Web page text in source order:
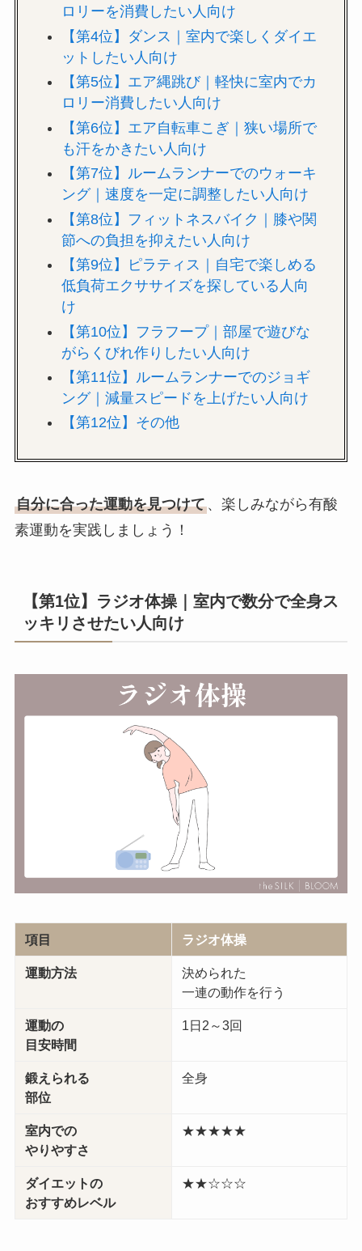
ロリーを消費したい人向け
【第4位】ダンス｜室内で楽しくダイエ
ットしたい人向け
【第5位】エア縄跳び｜軽快に室内でカ
ロリー消費したい人向け
【第6位】エア自転車こぎ｜狭い場所で
も汗をかきたい人向け
【第7位】ルームランナーでのウォーキ
ング｜速度を一定に調整したい人向け
【第8位】フィットネスバイク｜膝や関
節への負担を抑えたい人向け
【第9位】ピラティス｜自宅で楽しめる
低負荷エクササイズを探している人向
け
【第10位】フラフープ｜部屋で遊びな
がらくびれ作りしたい人向け
【第11位】ルームランナーでのジョギ
ング｜減量スピードを上げたい人向け
【第12位】その他
自分に合った運動を見つけて、楽しみながら有酸
素運動を実践しましょう！
【第1位】ラジオ体操｜室内で数分で全身ス
ッキリさせたい人向け
項目 ラジオ体操
運動方法
決められた
一連の動作を行う
運動の
目安時間
1日2～3回
鍛えられる
部位
全身
室内での
やりやすさ
★★★★★
ダイエットの
おすすめレベル
★★☆☆☆